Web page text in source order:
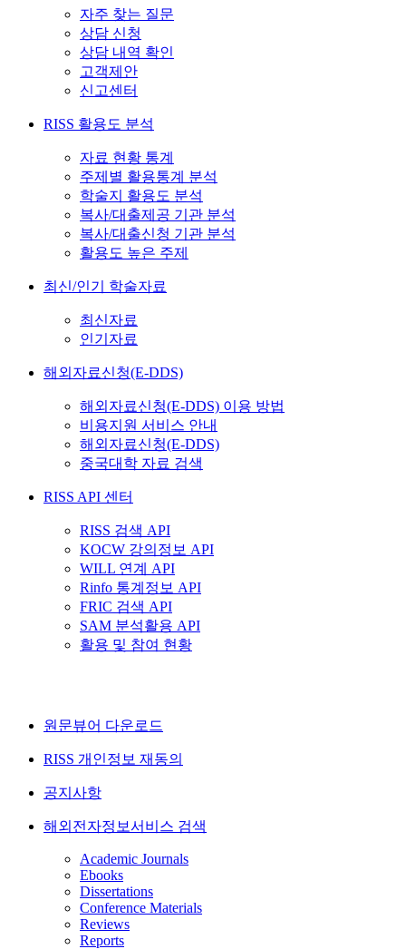
자주 찾는 질문
상담 신청
상담 내역 확인
고객제안
신고센터
RISS 활용도 분석
자료 현황 통계
주제별 활용통계 분석
학술지 활용도 분석
복사/대출제공 기관 분석
복사/대출신청 기관 분석
활용도 높은 주제
최신/인기 학술자료
최신자료
인기자료
해외자료신청(E-DDS)
해외자료신청(E-DDS) 이용 방법
비용지원 서비스 안내
해외자료신청(E-DDS)
중국대학 자료 검색
RISS API 센터
RISS 검색 API
KOCW 강의정보 API
WILL 연계 API
Rinfo 통계정보 API
FRIC 검색 API
SAM 분석활용 API
활용 및 참여 현황
원문뷰어 다운로드
RISS 개인정보 재동의
공지사항
해외전자정보서비스 검색
Academic Journals
Ebooks
Dissertations
Conference Materials
Reviews
Reports